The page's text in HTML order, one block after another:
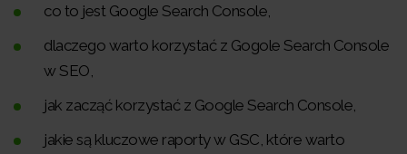
co to jest Google Search Console,
dlaczego warto korzystać z Gogole Search Console
w SEO,
jak zacząć korzystać z Google Search Console,
jakie są kluczowe raporty w GSC, które warto